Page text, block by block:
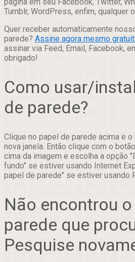
Tumblr, WordPress, enfim, qualquer
Quer receber automaticamente
parede? Assine agora mesmo
assinar via Feed, Email, Facebook,
obrigado!
Como usar/
de parede?
Clique no papel de parede acima e
nova janela. Então clique com o
cima da imagem e escolha a opção
fundo" se estiver usando Internet
papel de parede" se estiver usando
Não encontrou
parede que
Pesquise